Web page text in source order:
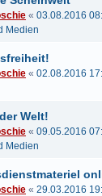
« 03.08.2016
Medien
« 02.08.2016
Welt!
« 09.05.2016
Medien
« 29.03.2016